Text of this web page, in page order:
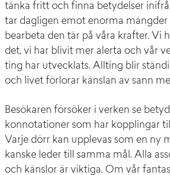
tänka fritt och finna betydelser
tar dagligen emot enorma
bearbeta den tär på våra krafter. Vi
det, vi har blivit mer alerta och vår
ting har utvecklats. Allting blir
och livet förlorar känslan av sann
Besökaren försöker i verken se
konnotationer som har kopplingar
Varje dörr kan upplevas som en ny
kanske leder till samma mål. Alla
och känslor är viktiga. Om vår